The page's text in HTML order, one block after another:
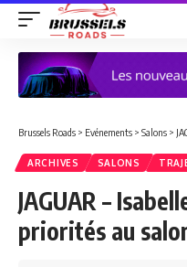
Brussels Roads > Evénements > Salons >
ARCHIVES SALONS
JAGUAR –
priorités au